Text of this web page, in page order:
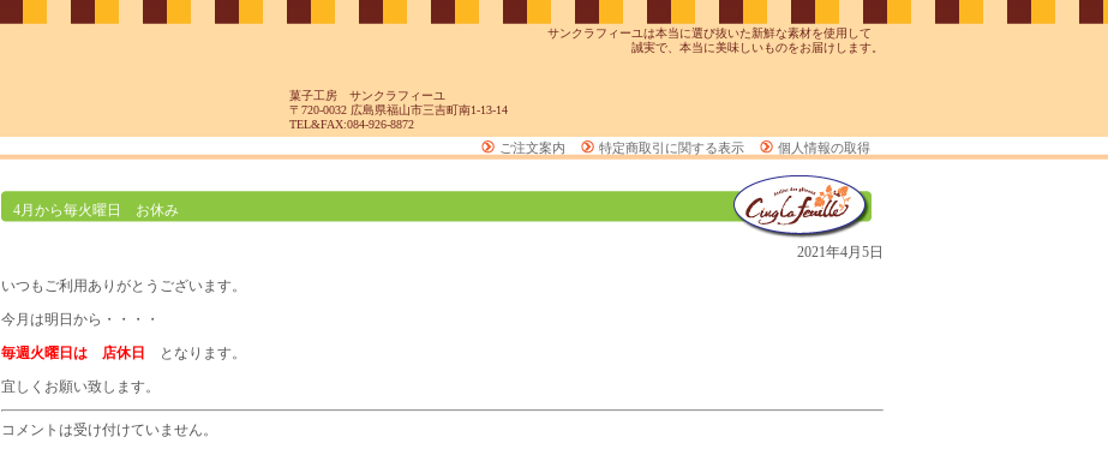
サンクラフィーユは本当に選び抜いた新鮮な素材を使用して
誠実で、本当に美味しいものをお届けします。
菓子工房 サンクラフィーユ
〒720-0032 広島県福山市三吉町南1-13-14
TEL&FAX:084-926-8872
ご注文案内 特定商取引に関する表示 個人情報の取得
4月から毎火曜日 お休み
2021年4月5日
いつもご利用ありがとうございます。
今月は明日から・・・・
毎週火曜日は 店休日
となります。
宜しくお願い致します。
コメントは受け付けていません。